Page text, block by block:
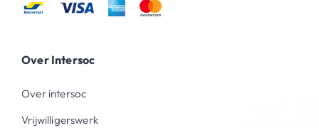
Over Intersoc
Over intersoc
Vrijwilligerswerk